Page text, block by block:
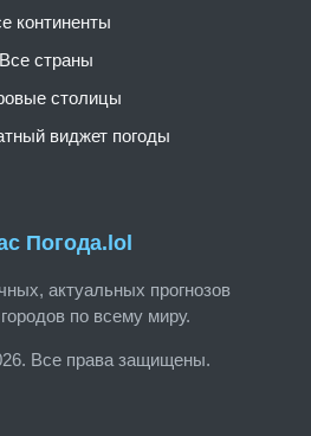
Погода.lol
актуальных прогнозов
по всему миру.
Все права защищены.
континенты
Все страны
столицы
виджет погоды